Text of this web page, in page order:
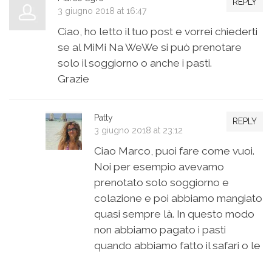
3 giugno 2018 at 16:47
Ciao, ho letto il tuo post e vorrei chiederti
se al MiMi Na WeWe si può prenotare
solo il soggiorno o anche i pasti.
Grazie
REPLY
Patty
3 giugno 2018 at 23:12
Ciao Marco, puoi fare come vuoi.
Noi per esempio avevamo
prenotato solo soggiorno e
colazione e poi abbiamo mangiato
quasi sempre là. In questo modo
non abbiamo pagato i pasti
quando abbiamo fatto il safari o le